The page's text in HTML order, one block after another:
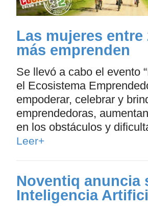
Las mujeres
más emprenden
Se llevó a cabo el evento
el Ecosistema
empoderar, celebrar y
emprendedoras,
en los obstáculos y
Leer+
Noventiq anuncia
Inteligencia